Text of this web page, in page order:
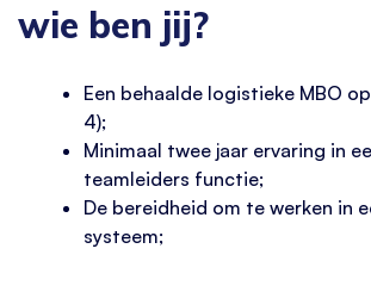
wie ben jij?
Een behaalde logistieke MBO
4);
Minimaal twee jaar ervaring in
teamleiders functie;
De bereidheid om te werken in
systeem;